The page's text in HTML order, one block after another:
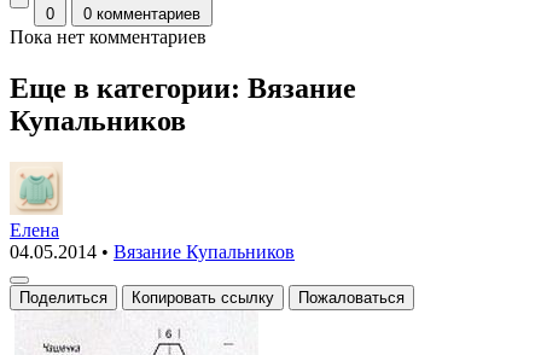
0 0 комментариев
Пока нет комментариев
Еще в категории: Вязание
Купальников
Елена
04.05.2014 • Вязание Купальников
Поделиться Копировать ссылку Пожаловаться